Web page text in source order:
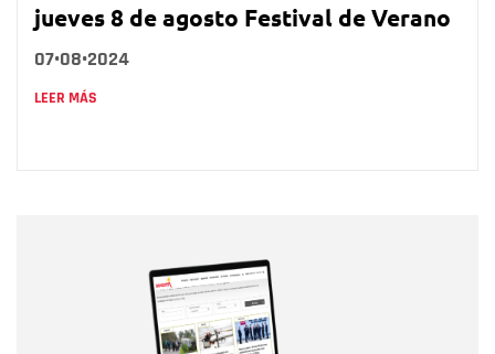
jueves 8 de agosto Festival de Verano
07•08•2024
LEER MÁS
Correo electrónico